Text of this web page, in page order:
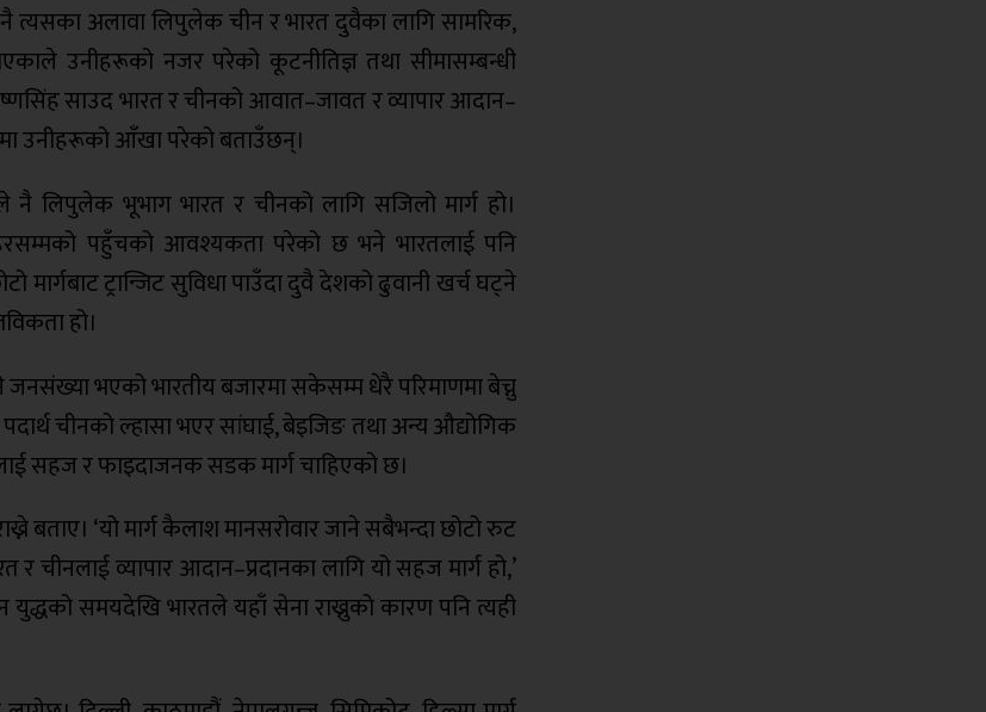
अलावा लिपुलेक चीन र भारत दुवैका लागि सामरिक,
उनीहरूको नजर परेको कूटनीतिज्ञ तथा सीमासम्बन्धी
साउद भारत र चीनको आवात–जावत र व्यापार आदान–
उनीहरूको आँखा परेको बताउँछन्।
नै लिपुलेक भूभाग भारत र चीनको लागि सजिलो मार्ग हो।
पहुँचको आवश्यकता परेको छ भने भारतलाई पनि
ट्रान्जिट सुविधा पाउँदा दुवै देशको ढुवानी खर्च घट्ने
हो।
भएको भारतीय बजारमा सकेसम्म धेरै परिमाणमा बेच्नु
चीनको ल्हासा भएर सांघाई, बेइजिङ तथा अन्य औद्योगिक
सहज र फाइदाजनक सडक मार्ग चाहिएको छ।
बताए। ‘यो मार्ग कैलाश मानसरोवार जाने सबैभन्दा छोटो रुट
चीनलाई व्यापार आदान–प्रदानका लागि यो सहज मार्ग हो,’
समयदेखि भारतले यहाँ सेना राख्नुको कारण पनि त्यही